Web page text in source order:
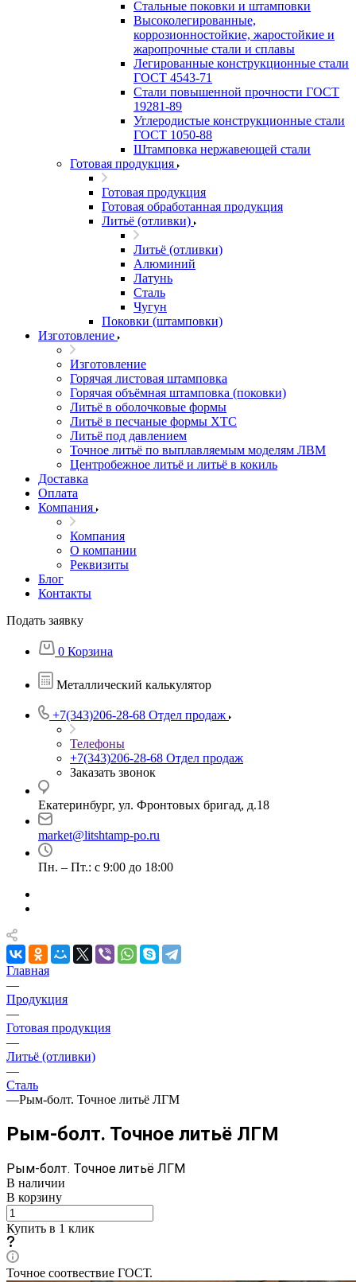
Стальные поковки и штамповки
Высоколегированные,
коррозионностойкие, жаростойкие и
жаропрочные стали и сплавы
Легированные конструкционные стали
ГОСТ 4543-71
Стали повышенной прочности ГОСТ
19281-89
Углеродистые конструкционные стали
ГОСТ 1050-88
Штамповка нержавеющей стали
Готовая продукция
Готовая продукция
Готовая обработанная продукция
Литьё (отливки)
Литьё (отливки)
Алюминий
Латунь
Сталь
Чугун
Поковки (штамповки)
Изготовление
Изготовление
Горячая листовая штамповка
Горячая объёмная штамповка (поковки)
Литьё в оболочковые формы
Литьё в песчаные формы ХТС
Литьё под давлением
Точное литьё по выплавляемым моделям ЛВМ
Центробежное литьё и литьё в кокиль
Доставка
Оплата
Компания
Компания
О компании
Реквизиты
Блог
Контакты
Подать заявку
0 Корзина
Металлический калькулятор
+7(343)206-28-68 Отдел продаж
Телефоны
+7(343)206-28-68 Отдел продаж
Заказать звонок
Екатеринбург, ул. Фронтовых бригад, д.18
market@litshtamp-po.ru
Пн. – Пт.: с 9:00 до 18:00
Главная
—
Продукция
—
Готовая продукция
—
Литьё (отливки)
—
Сталь
—Рым-болт. Точное литьё ЛГМ
Рым-болт. Точное литьё ЛГМ
Рым-болт. Точное литьё ЛГМ
В наличии
В корзину
Купить в 1 клик
Точное соотвествие ГОСТ.